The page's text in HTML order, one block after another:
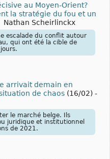
au Moyen-Orient?
la stratégie du fou et un
Nathan Scheirlinckx
escalade du conflit autour
qui ont été la cible de
arrivait demain en
de chaos (16/02) -
le marché belge. Ils
juridique et institutionnel
de 2021.